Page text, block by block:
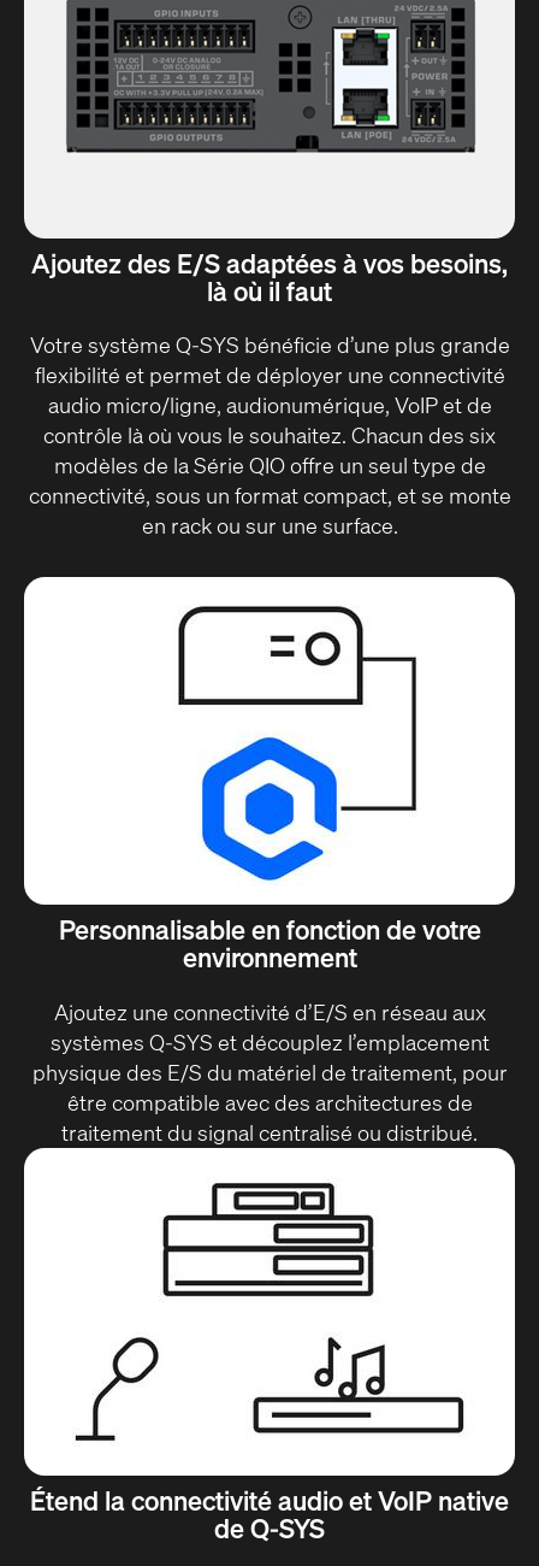
Ajoutez des E/S adaptées à vos besoins,
là où il faut
Votre système Q-SYS bénéficie d’une plus grande
flexibilité et permet de déployer une connectivité
audio micro/ligne, audionumérique, VoIP et de
contrôle là où vous le souhaitez. Chacun des six
modèles de la Série QIO offre un seul type de
connectivité, sous un format compact, et se monte
en rack ou sur une surface.
Personnalisable en fonction de votre
environnement
Ajoutez une connectivité d’E/S en réseau aux
systèmes Q-SYS et découplez l’emplacement
physique des E/S du matériel de traitement, pour
être compatible avec des architectures de
traitement du signal centralisé ou distribué.
Étend la connectivité audio et VoIP native
de Q-SYS